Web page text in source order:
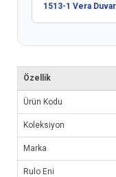
1513-1 Vera
Özellik
Ürün Kodu
Koleksiyon
Marka
Rulo Eni